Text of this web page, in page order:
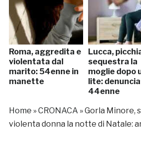
Roma, aggredita e
violentata dal
marito: 54enne in
manette
Lucca,
sequestra la
moglie dopo
lite:
44enne
Home »CRONACA »Gorla Minore,
violenta donna la notte di Natale: